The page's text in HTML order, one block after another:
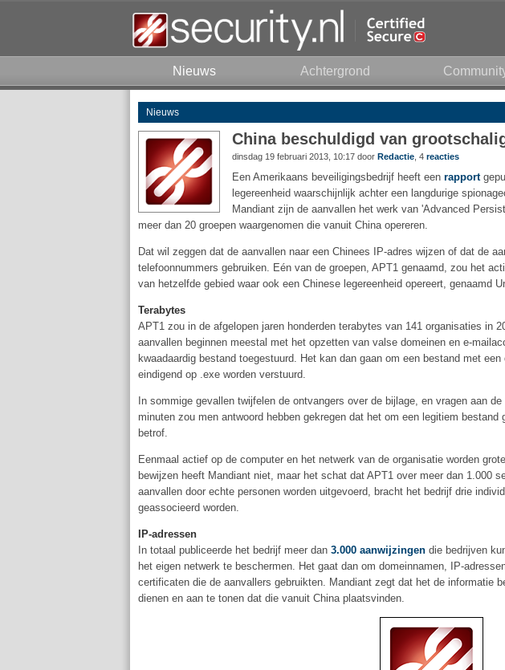
Nieuws Achtergrond
Nieuws
China beschuldigd van
dinsdag 19 februari 2013, 10:17 door Redactie , 4 reacties
Een Amerikaans beveiligingsbedrijf heeft een rapport
legereenheid waarschijnlijk achter een langdurige
Mandiant zijn de aanvallen het werk van 'Advanced
meer dan 20 groepen waargenomen die vanuit China opereren.
Dat wil zeggen dat de aanvallen naar een Chinees IP-adres wijzen of dat de
telefoonnummers gebruiken. Eén van de groepen, APT1 genaamd, zou het
van hetzelfde gebied waar ook een Chinese legereenheid opereert, genaamd
Terabytes
APT1 zou in de afgelopen jaren honderden terabytes van 141 organisaties in
aanvallen beginnen meestal met het opzetten van valse domeinen en e-
kwaadaardig bestand toegestuurd. Het kan dan gaan om een bestand met
eindigend op .exe worden verstuurd.
In sommige gevallen twijfelen de ontvangers over de bijlage, en vragen aan
minuten zou men antwoord hebben gekregen dat het om een legitiem
betrof.
Eenmaal actief op de computer en het netwerk van de organisatie worden
bewijzen heeft Mandiant niet, maar het schat dat APT1 over meer dan 1.000
aanvallen door echte personen worden uitgevoerd, bracht het bedrijf drie
geassocieerd worden.
IP-adressen
In totaal publiceerde het bedrijf meer dan 3.000 aanwijzingen die bedrijven
het eigen netwerk te beschermen. Het gaat dan om domeinnamen, IP-
certificaten die de aanvallers gebruikten. Mandiant zegt dat het de informatie
dienen en aan te tonen dat die vanuit China plaatsvinden.